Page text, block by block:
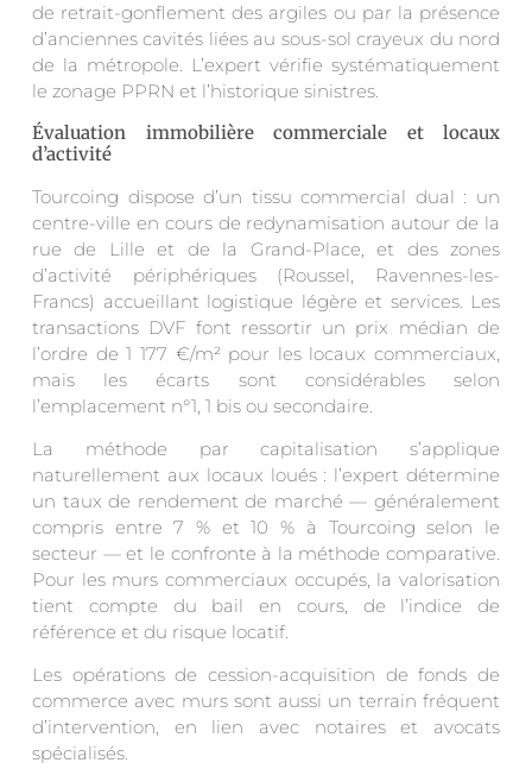
de retrait-gonflement des argiles ou par la présence
d’anciennes cavités liées au sous-sol crayeux du nord
de la métropole. L’expert vérifie systématiquement
le zonage PPRN et l’historique sinistres.
Évaluation immobilière commerciale et locaux
d’activité
Tourcoing dispose d’un tissu commercial dual : un
centre-ville en cours de redynamisation autour de la
rue de Lille et de la Grand-Place, et des zones
d’activité périphériques (Roussel, Ravennes-les-
Francs) accueillant logistique légère et services. Les
transactions DVF font ressortir un prix médian de
l’ordre de 1 177 €/m² pour les locaux commerciaux,
mais les écarts sont considérables selon
l’emplacement n°1, 1 bis ou secondaire.
La méthode par capitalisation s’applique
naturellement aux locaux loués : l’expert détermine
un taux de rendement de marché — généralement
compris entre 7 % et 10 % à Tourcoing selon le
secteur — et le confronte à la méthode comparative.
Pour les murs commerciaux occupés, la valorisation
tient compte du bail en cours, de l’indice de
référence et du risque locatif.
Les opérations de cession-acquisition de fonds de
commerce avec murs sont aussi un terrain fréquent
d’intervention, en lien avec notaires et avocats
spécialisés.